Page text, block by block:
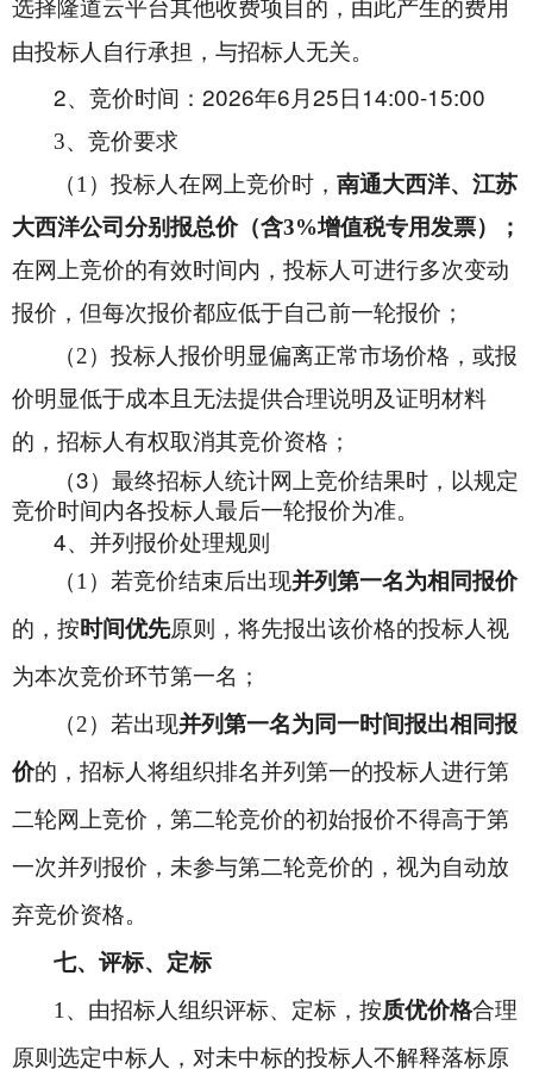
选择隆道云平台其他收费项目的，由此产生的费用
由投标人自行承担，与招标人无关。
2、竞价时间： 2026年6 月 25 日 14:00-15:00
3、竞价要求
（1）投标人在网上竞价时 ， 南通大西洋、江苏
大西洋公司分别报总价（含3%增值税专用发票）；
在网上竞价的有效时间内，投标人可进行多次变动
报价，但每次报价都应低于自己前一轮报价；
（2）投标人报价明显偏离正常市场价格，或报
价明显低于成本且无法提供合理说明及证明材料
的，招标人有权取消其竞价资格；
（3）最终招标人统计网上竞价结果时，以规定
竞价时间内各投标人最后一轮报价为准。
4、并列报价处理规则
（1）若竞价结束后出现并列第一名为相同报价
的，按时间优先原则，将先报出该价格的投标人视
为本次竞价环节第一名；
（2）若出现并列第一名为同一时间报出相同报
价的，招标人将组织排名并列第一的投标人进行第
二轮网上竞价，第二轮竞价的初始报价不得高于第
一次并列报价，未参与第二轮竞价的，视为自动放
弃竞价资格。
七、评标、定标
1 、由招标人组织评标、定标，按质优价格合理
原则选定中标人，对未中标的投标人不解释落标原